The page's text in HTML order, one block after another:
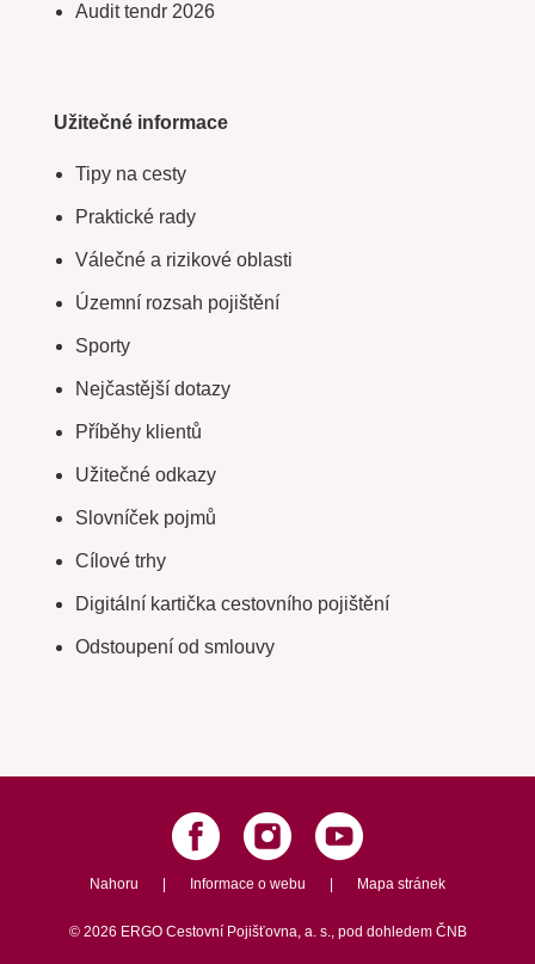
Audit tendr 2026
Užitečné informace
Tipy na cesty
Praktické rady
Válečné a rizikové oblasti
Územní rozsah pojištění
Sporty
Nejčastější dotazy
Příběhy klientů
Užitečné odkazy
Slovníček pojmů
Cílové trhy
Digitální kartička cestovního pojištění
Odstoupení od smlouvy
Nahoru Informace o webu Mapa stránek
© 2026 ERGO Cestovní Pojišťovna, a. s., pod dohledem ČNB